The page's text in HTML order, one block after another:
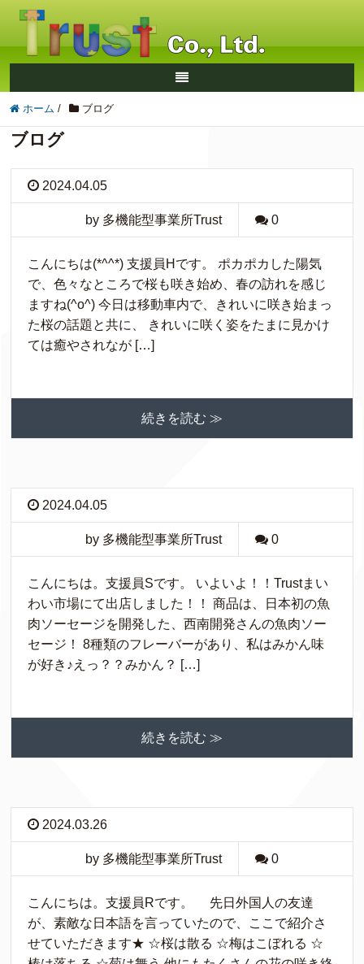
ホーム / ブログ
ブログ
2024.04.05
by 多機能型事業所Trust 0
こんにちは(*^^*) 支援員Hです。 ポカポカした陽気
で、色々なところで桜も咲き始め、春の訪れを感じ
ますね(^o^) 今日は移動車内で、きれいに咲き始まっ
た桜の話題と共に、 きれいに咲く姿をたまに見かけ
ては癒やされなが […]
続きを読む ≫
2024.04.05
by 多機能型事業所Trust 0
こんにちは。支援員Sです。 いよいよ！！Trustまい
わい市場にて出店しました！！ 商品は、日本初の魚
肉ソーセージを開発した、西南開発さんの魚肉ソー
セージ！ 8種類のフレーバーがあり、私はみかん味
が好き♪えっ？？みかん？ […]
続きを読む ≫
2024.03.26
by 多機能型事業所Trust 0
こんにちは。支援員Rです。 先日外国人の友達
が、素敵な日本語を言っていたので、ここで紹介さ
せていただきます★ ☆桜は散る ☆梅はこぼれる ☆